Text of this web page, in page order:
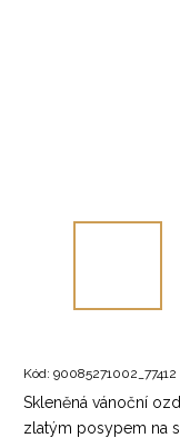
Kód: 90085271002_77412
Skleněná vánoční
zlatým posypem na